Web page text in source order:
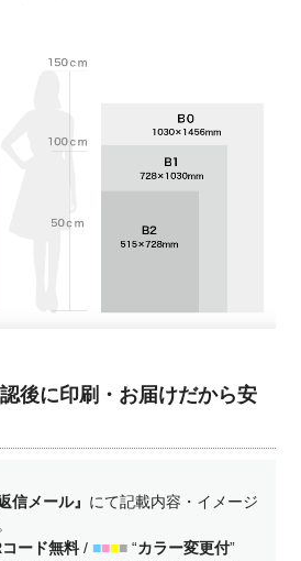
後に印刷・お届けだから安
信メール』 にて記載内容・イメージ
ード無料/ ■■■■“カラー変更付”